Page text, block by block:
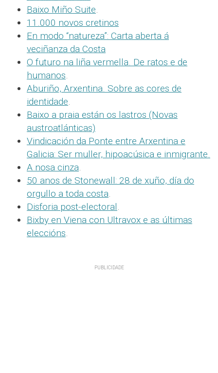
Baixo Miño Suite.
11.000 novos cretinos
En modo “natureza”: Carta aberta á
veciñanza da Costa
O futuro na liña vermella. De ratos e de
humanos.
Aburiño, Arxentina. Sobre as cores de
identidade.
Baixo a praia están os lastros (Novas
austroatlánticas)
Vindicación da Ponte entre Arxentina e
Galicia: Ser muller, hipoacúsica e inmigrante.
A nosa cinza.
50 anos de Stonewall: 28 de xuño, día do
orgullo a toda costa.
Disforia post-electoral.
Bixby en Viena con Ultravox e as últimas
eleccións.